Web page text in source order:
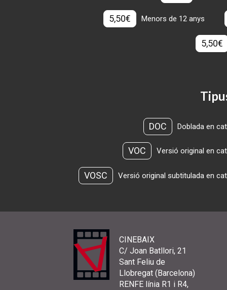
5,50€ Menors de 12 anys
5,50€
DOC Doblada en
VOC Versió original en
VOSC Versió original subtitulada en
CINEBAIX
C/ Joan Batllori, 21
Sant Feliu de
Llobregat (Barcelona)
RENFE línia R1 i R4,